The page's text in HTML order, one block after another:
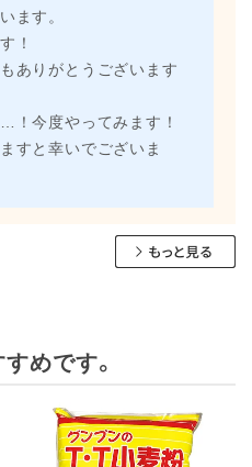
ます。
！
ありがとうございます
！今度やってみます！
すと幸いでございま
めです。